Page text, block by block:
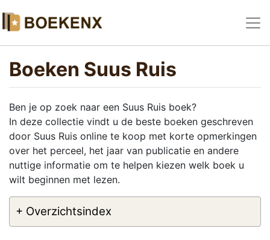
Boeken Suus Ruis
Ben je op zoek naar een Suus Ruis boek?
In deze collectie vindt u de beste boeken geschreven
door Suus Ruis online te koop met korte opmerkingen
over het perceel, het jaar van publicatie en andere
nuttige informatie om te helpen kiezen welk boek u
wilt beginnen met lezen.
+ Overzichtsindex